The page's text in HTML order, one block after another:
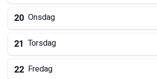
20 Onsdag
21 Torsdag
22 Fredag